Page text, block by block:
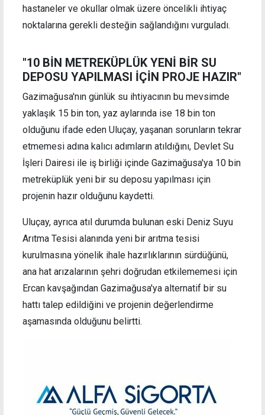
hastaneler ve okullar olmak üzere öncelikli ihtiyaç
noktalarına gerekli desteğin sağlandığını vurguladı.
"10 BİN METREKÜPLÜK YENİ BİR SU
DEPOSU YAPILMASI İÇİN PROJE HAZIR"
Gazimağusa'nın günlük su ihtiyacının bu mevsimde
yaklaşık 15 bin ton, yaz aylarında ise 18 bin ton
olduğunu ifade eden Uluçay, yaşanan sorunların tekrar
etmemesi adına kalıcı adımların atıldığını, Devlet Su
İşleri Dairesi ile iş birliği içinde Gazimağusa'ya 10 bin
metreküplük yeni bir su deposu yapılması için
projenin hazır olduğunu kaydetti.
Uluçay, ayrıca atıl durumda bulunan eski Deniz Suyu
Arıtma Tesisi alanında yeni bir arıtma tesisi
kurulmasına yönelik ihale hazırlıklarının sürdüğünü,
ana hat arızalarının şehri doğrudan etkilememesi için
Ercan kavşağından Gazimağusa'ya alternatif bir su
hattı talep edildiğini ve projenin değerlendirme
aşamasında olduğunu belirtti.